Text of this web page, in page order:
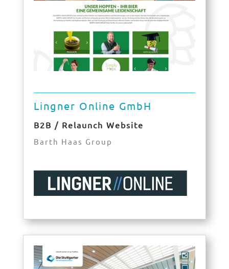
Lingner Online GmbH
B2B / Relaunch Website
Barth Haas Group